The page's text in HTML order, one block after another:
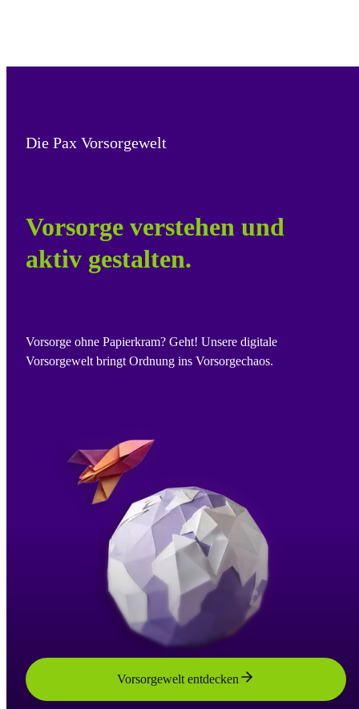
Die Pax Vorsorgewelt
Vorsorge verstehen und
aktiv gestalten.
Vorsorge ohne Papierkram? Geht! Unsere digitale
Vorsorgewelt bringt Ordnung ins Vorsorgechaos.
Vorsorgewelt entdecken